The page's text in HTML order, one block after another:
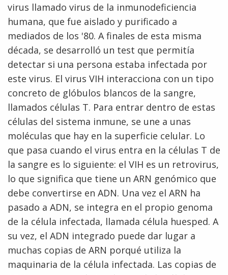
virus llamado virus de la inmunodeficiencia
humana, que fue aislado y purificado a
mediados de los '80. A finales de esta misma
década, se desarrolló un test que permitía
detectar si una persona estaba infectada por
este virus. El virus VIH interacciona con un tipo
concreto de glóbulos blancos de la sangre,
llamados células T. Para entrar dentro de estas
células del sistema inmune, se une a unas
moléculas que hay en la superficie celular. Lo
que pasa cuando el virus entra en la células T de
la sangre es lo siguiente: el VIH es un retrovirus,
lo que significa que tiene un ARN genómico que
debe convertirse en ADN. Una vez el ARN ha
pasado a ADN, se integra en el propio genoma
de la célula infectada, llamada célula huesped. A
su vez, el ADN integrado puede dar lugar a
muchas copias de ARN porqué utiliza la
maquinaria de la célula infectada. Las copias de